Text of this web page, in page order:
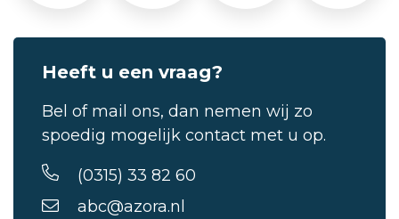
Heeft u een vraag?
Bel of mail ons, dan nemen wij zo
spoedig mogelijk contact met u op.
(0315) 33 82 60
abc@azora.nl